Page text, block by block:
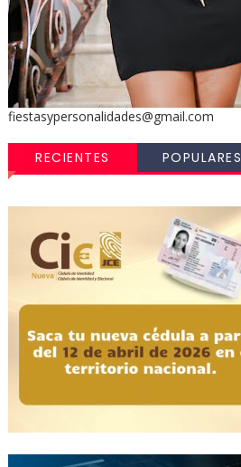
fiestasypersonalidades@gmail.com
RECIENTES POPULARES